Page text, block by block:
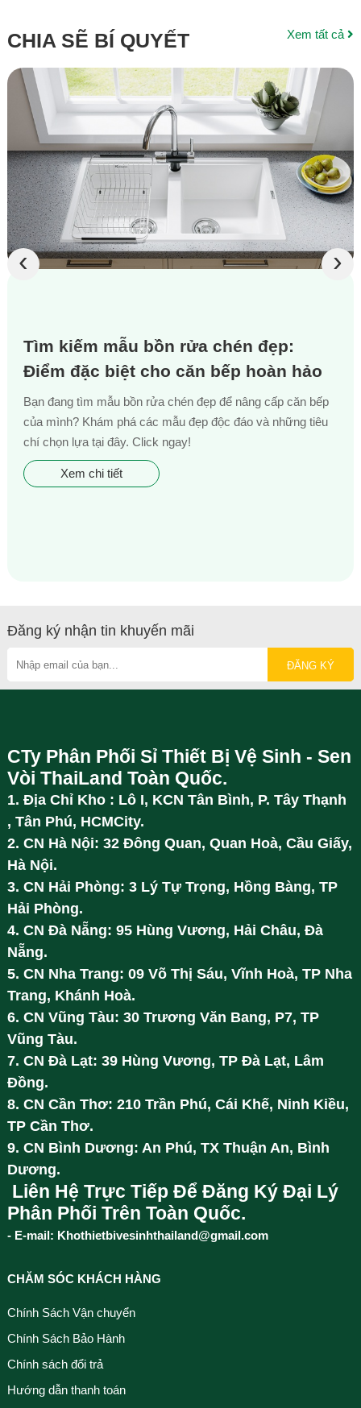
CHIA SẼ BÍ QUYẾT Xem tất cả
Tìm kiếm mẫu bồn rửa chén đẹp:
Điểm đặc biệt cho căn bếp hoàn hảo
Bạn đang tìm mẫu bồn rửa chén đẹp để nâng cấp căn bếp
của mình? Khám phá các mẫu đẹp độc đáo và những tiêu
chí chọn lựa tại đây. Click ngay!
Xem chi tiết
‹ ›
Đăng ký nhận tin khuyến mãi
CTy Phân Phối Sỉ Thiết Bị Vệ Sinh - Sen
Vòi ThaiLand Toàn Quốc.
1. Địa Chỉ Kho : Lô I, KCN Tân Bình, P. Tây Thạnh
, Tân Phú, HCMCity.
2. CN Hà Nội: 32 Đông Quan, Quan Hoà, Cầu Giấy,
Hà Nội.
3. CN Hải Phòng: 3 Lý Tự Trọng, Hồng Bàng, TP
Hải Phòng.
4. CN Đà Nẵng: 95 Hùng Vương, Hải Châu, Đà
Nẵng.
5. CN Nha Trang: 09 Võ Thị Sáu, Vĩnh Hoà, TP Nha
Trang, Khánh Hoà.
6. CN Vũng Tàu: 30 Trương Văn Bang, P7, TP
Vũng Tàu.
7. CN Đà Lạt: 39 Hùng Vương, TP Đà Lạt, Lâm
Đồng.
8. CN Cần Thơ: 210 Trần Phú, Cái Khế, Ninh Kiều,
TP Cần Thơ.
9. CN Bình Dương: An Phú, TX Thuận An, Bình
Dương.
Liên Hệ Trực Tiếp Để Đăng Ký Đại Lý
Phân Phối Trên Toàn Quốc.
- E-mail: Khothietbivesinhthailand@gmail.com
CHĂM SÓC KHÁCH HÀNG
Chính Sách Vận chuyển
Chính Sách Bảo Hành
Chính sách đổi trả
Hướng dẫn thanh toán